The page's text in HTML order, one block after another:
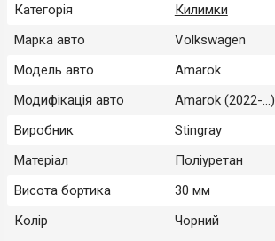
Категорія
Килимки
Марка авто
Volkswagen
Модель авто
Amarok
Модифікація авто
Amarok (2022-...)
Виробник
Stingray
Матеріал
Поліуретан
Висота бортика
30 мм
Колір
Чорний